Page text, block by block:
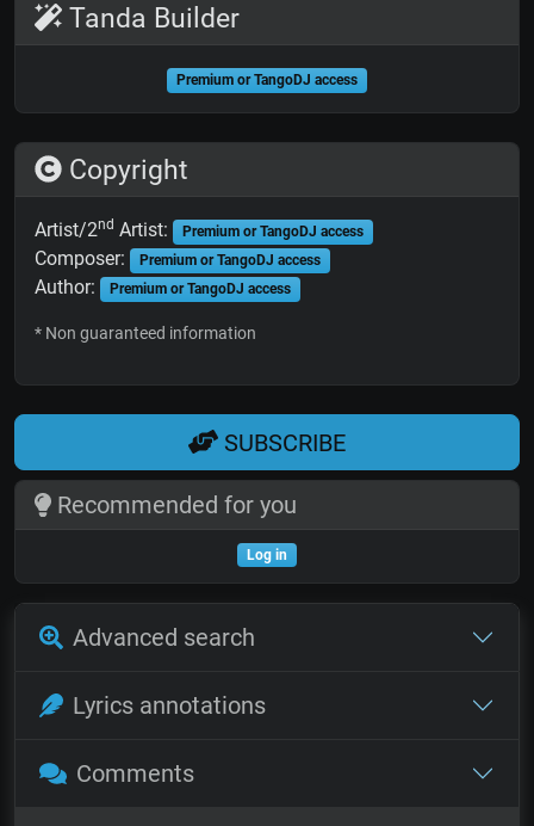
Tanda Builder
Premium or TangoDJ access
Copyright
Artist/2nd Artist: Premium or TangoDJ access
Composer: Premium or TangoDJ access
Author: Premium or TangoDJ access
* Non guaranteed information
SUBSCRIBE
Recommended for you
Log in
Advanced search
Lyrics annotations
Comments